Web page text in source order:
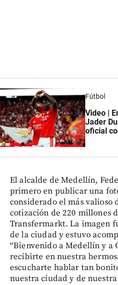
Fútbol
Video |
Jader
oficial
El alcalde de Medellín,
primero en publicar una
considerado el más valioso
cotización de 220 millones
Transfermarkt. La imagen
de la ciudad y estuvo
“Bienvenido a Medellín y a
recibirte en nuestra
escucharte hablar tan
nuestra ciudad y de nuestra